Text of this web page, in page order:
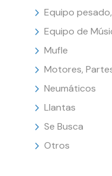
Equipo
Equipo de
Mufle
Motores,
Neumáticos
Llantas
Se Busca
Otros